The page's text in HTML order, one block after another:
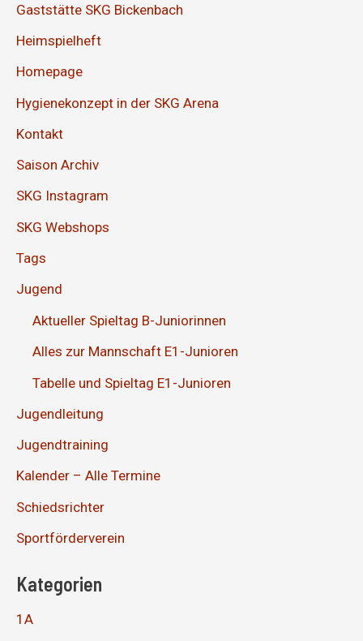
Gaststätte SKG Bickenbach
Heimspielheft
Homepage
Hygienekonzept in der SKG Arena
Kontakt
Saison Archiv
SKG Instagram
SKG Webshops
Tags
Jugend
Aktueller Spieltag B-Juniorinnen
Alles zur Mannschaft E1-Junioren
Tabelle und Spieltag E1-Junioren
Jugendleitung
Jugendtraining
Kalender – Alle Termine
Schiedsrichter
Sportförderverein
Kategorien
1A